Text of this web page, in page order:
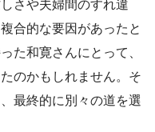
さや夫婦間のすれ違
合的な要因があったと
た和寛さんにとって、
のかもしれません。そ
最終的に別々の道を選